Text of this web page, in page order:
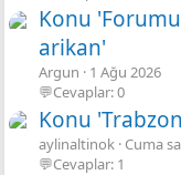
Konu
arikan'
Argun
1 Ağu 2026
💬Cevaplar: 0
Konu
aylinaltinok Cuma
💬Cevaplar: 1